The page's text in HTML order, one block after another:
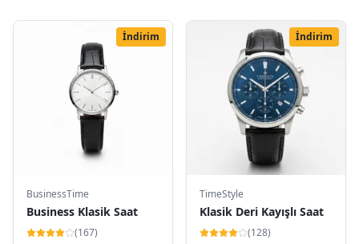
İndirim
BusinessTime
Business Klasik Saat
(167)
İndirim
TimeStyle
Klasik Deri Kayışlı Saat
(128)